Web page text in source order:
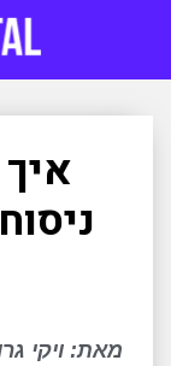
מאת: ויקי